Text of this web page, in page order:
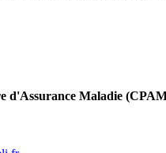
d'Assurance Maladie